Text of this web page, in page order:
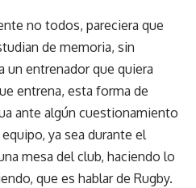
no todos, pareciera que
de memoria, sin
un entrenador que quiera
entrena, esta forma de
ante algún cuestionamiento
ya sea durante el
mesa del club, haciendo lo
que es hablar de Rugby.